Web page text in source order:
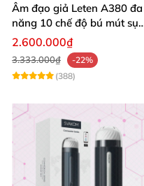
Âm đạo giả Leten A380 đa
năng 10 chế độ bú mút sục
mạnh
2.600.000₫
3.333.000₫
-22%
(388)